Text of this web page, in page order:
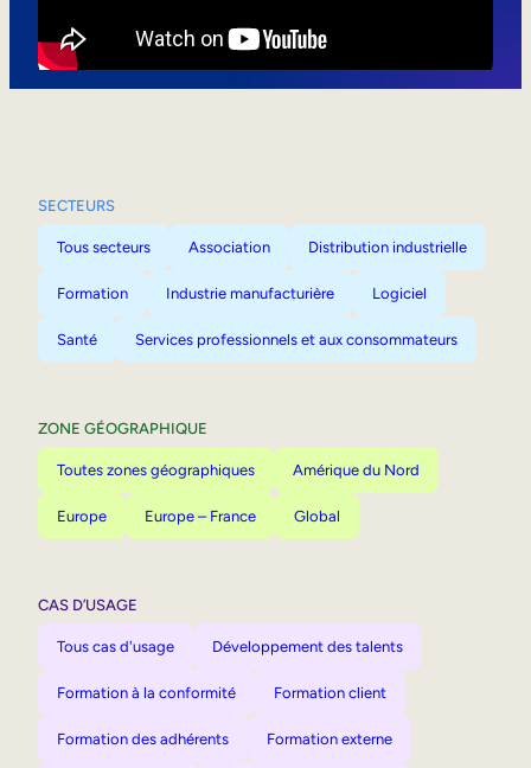
SECTEURS
Tous secteurs Association Distribution industrielle
Formation Industrie manufacturière Logiciel
Santé Services professionnels et aux consommateurs
ZONE GÉOGRAPHIQUE
Toutes zones géographiques Amérique du Nord
Europe Europe – France Global
CAS D’USAGE
Tous cas d'usage Développement des talents
Formation à la conformité Formation client
Formation des adhérents Formation externe